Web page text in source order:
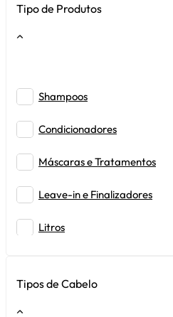
Refil 500ml
Tipo de Produtos
Shampoos
Condicionadores
Máscaras e Tratamentos
Leave-in e Finalizadores
Litros
Tipos de Cabelo